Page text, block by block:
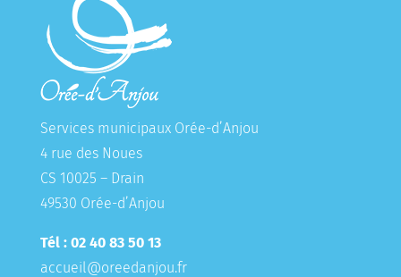
Services municipaux Orée-d’Anjou
4 rue des Noues
CS 10025 – Drain
49530 Orée-d’Anjou
Tél : 02 40 83 50 13
accueil@oreedanjou.fr